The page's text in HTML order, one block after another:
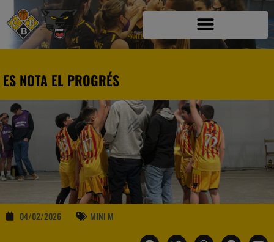
ES NOTA EL PROGRÉS
04/02/2026 MINI M